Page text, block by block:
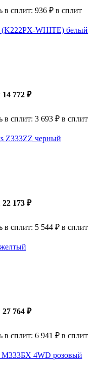
в сплит: 936 ₽ в сплит
(K222PX-WHITE) белый
14 772 ₽
в сплит: 3 693 ₽ в сплит
Z333ZZ черный
22 173 ₽
в сплит: 5 544 ₽ в сплит
27 764 ₽
в сплит: 6 941 ₽ в сплит
М333БХ 4WD розовый